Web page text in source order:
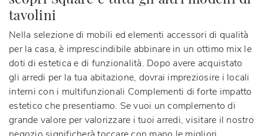
tavolini
Nella selezione di mobili ed elementi accessori di qualità
per la casa, è imprescindibile abbinare in un ottimo mix le
doti di estetica e di funzionalità. Dopo avere acquistato
gli arredi per la tua abitazione, dovrai impreziosire i locali
interni con i multifunzionali Complementi di forte impatto
estetico che presentiamo. Se vuoi un complemento di
grande valore per valorizzare i tuoi arredi, visitare il nostro